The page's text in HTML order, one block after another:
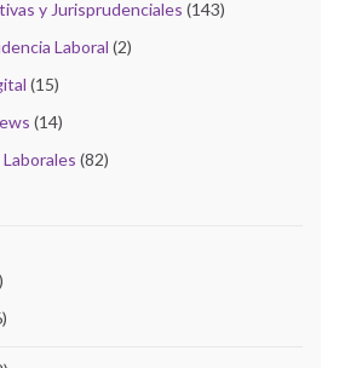
y Jurisprudenciales (143)
Laboral (2)
(15)
(14)
(82)